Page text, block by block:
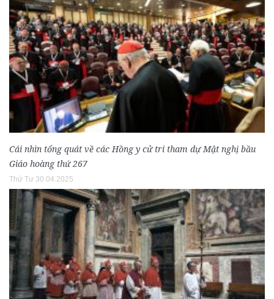
Cái nhìn tổng quát về các Hồng y cử tri tham dự Mật nghị bầu
Giáo hoàng thứ 267
Thứ Tư 30.04.2025